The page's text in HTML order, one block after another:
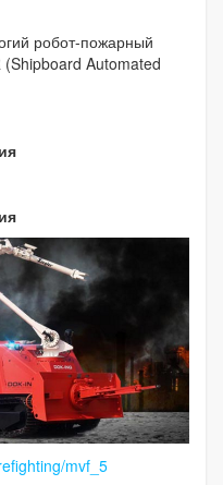
робот-пожарный
(Shipboard Automated
mvf_5